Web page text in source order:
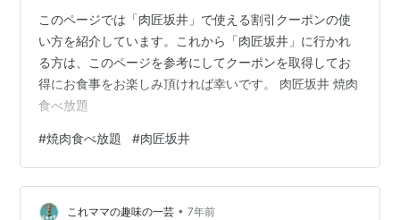
このページでは「肉匠坂井」で使える割引クーポンの使
い方を紹介しています。これから「肉匠坂井」に行かれ
る方は、このページを参考にしてクーポンを取得してお
得にお食事をお楽しみ頂ければ幸いです。 肉匠坂井 焼肉
食べ放題
#焼肉食べ放題 #肉匠坂井
これママの趣味の一芸 • 7年前